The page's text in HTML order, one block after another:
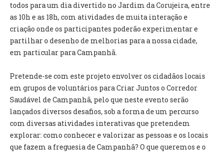
GERAIS
SECRETARIA
CANÍDEOS
RECENSEAMENTO ELEITORAL
ATESTADOS
VENDA AMBULANTE
EMPREGO (GIP)
O GABINETE
todos para um dia divertido no Jardim da Corujeira, entre
as 10h e as 18h, com atividades de muita interação e
criação onde os participantes poderão experimentar e
partilhar o desenho de melhorias para a nossa cidade,
em particular para Campanhã.
Pretende-se com este projeto envolver os cidadãos locais
em grupos de voluntários para Criar Juntos o Corredor
Saudável de Campanhã, pelo que neste evento serão
lançados diversos desafios, sob a forma de um percurso
com diversas atividades interativas que pretendem
explorar: como conhecer e valorizar as pessoas e os locais
que fazem a freguesia de Campanhã? O que queremos e o